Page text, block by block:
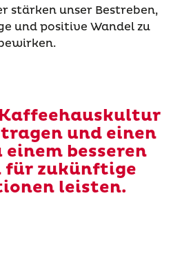
stärken unser Bestreben,
und positive Wandel zu
und einen
besseren
für zukünftige
leisten.